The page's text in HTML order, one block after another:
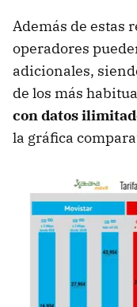
Además de estas
operadores
adicionales,
de los más
con datos
la gráfica